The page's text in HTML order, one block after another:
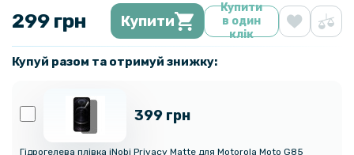
299 грн Купити
Купити
в один
клік
Купуй разом та отримуй знижку:
399 грн
Гідрогелева плівка iNobi Privacy Matte для Motorola Moto G85